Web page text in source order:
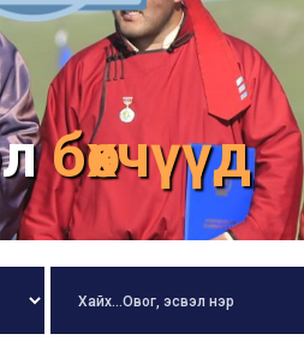
бөхчүүд